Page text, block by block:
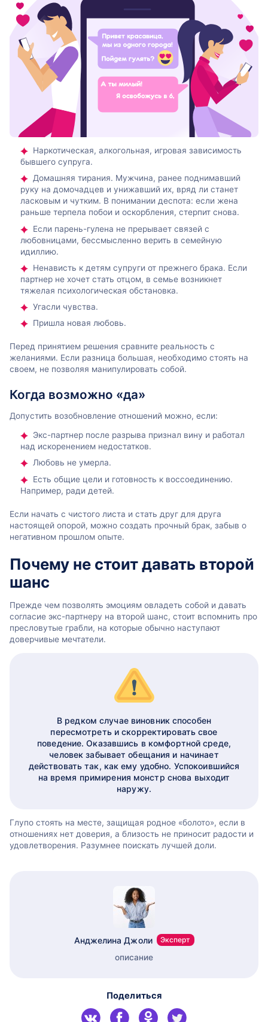
Наркотическая, алкогольная, игровая зависимость
бывшего супруга.
Домашняя тирания. Мужчина, ранее поднимавший
руку на домочадцев и унижавший их, вряд ли станет
ласковым и чутким. В понимании деспота: если жена
раньше терпела побои и оскорбления, стерпит снова.
Если парень-гулена не прерывает связей с
любовницами, бессмысленно верить в семейную
идиллию.
Ненависть к детям супруги от прежнего брака. Если
партнер не хочет стать отцом, в семье возникнет
тяжелая психологическая обстановка.
Угасли чувства.
Пришла новая любовь.
Перед принятием решения сравните реальность с
желаниями. Если разница большая, необходимо стоять на
своем, не позволяя манипулировать собой.
Когда возможно «да»
Допустить возобновление отношений можно, если:
Экс-партнер после разрыва признал вину и работал
над искоренением недостатков.
Любовь не умерла.
Есть общие цели и готовность к воссоединению.
Например, ради детей.
Если начать с чистого листа и стать друг для друга
настоящей опорой, можно создать прочный брак, забыв о
негативном прошлом опыте.
Почему не стоит давать второй
шанс
Прежде чем позволять эмоциям овладеть собой и давать
согласие экс-партнеру на второй шанс, стоит вспомнить про
пресловутые грабли, на которые обычно наступают
доверчивые мечтатели.
В редком случае виновник способен
пересмотреть и скорректировать свое
поведение. Оказавшись в комфортной среде,
человек забывает обещания и начинает
действовать так, как ему удобно. Успокоившийся
на время примирения монстр снова выходит
наружу.
Глупо стоять на месте, защищая родное «болото», если в
отношениях нет доверия, а близость не приносит радости и
удовлетворения. Разумнее поискать лучшей доли.
Анджелина Джоли Эксперт
описание
Поделиться